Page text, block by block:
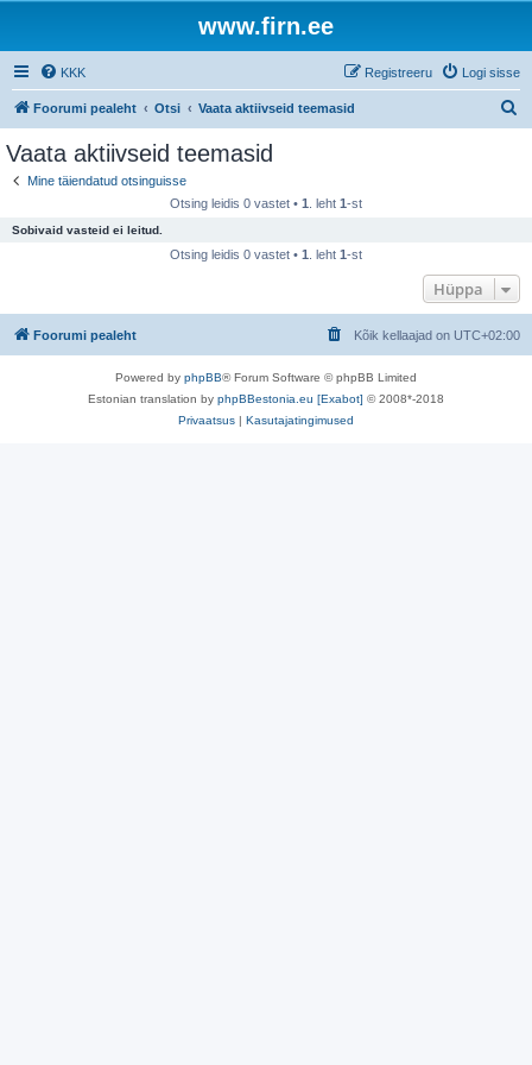
www.firn.ee
KKK Logi sisse
Registreeru
Foorumi pealeht Otsi Vaata aktiivseid teemasid
Vaata aktiivseid teemasid
Mine täiendatud otsinguisse
Otsing leidis 0 vastet • 1 . leht 1-st
Sobivaid vasteid ei leitud.
Otsing leidis 0 vastet • 1 . leht 1-st
Hüppa
Foorumi pealeht Kõik kellaajad on UTC+02:00
Powered by phpBB® Forum Software © phpBB Limited
Estonian translation by phpBBestonia.eu [Exabot] © 2008*-2018
Privaatsus | Kasutajatingimused